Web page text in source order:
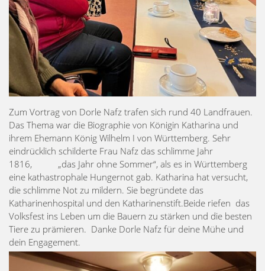
Zum Vortrag von Dorle Nafz trafen sich rund 40 Landfrauen.
Das Thema war die Biographie von Königin Katharina und
ihrem Ehemann König Wilhelm I von Württemberg. Sehr
eindrücklich schilderte Frau Nafz das schlimme Jahr
1816, „das Jahr ohne Sommer“, als es in Württemberg
eine kathastrophale Hungernot gab. Katharina hat versucht,
die schlimme Not zu mildern. Sie begründete das
Katharinenhospital und den Katharinenstift.Beide riefen das
Volksfest ins Leben um die Bauern zu stärken und die besten
Tiere zu prämieren. Danke Dorle Nafz für deine Mühe und
dein Engagement.